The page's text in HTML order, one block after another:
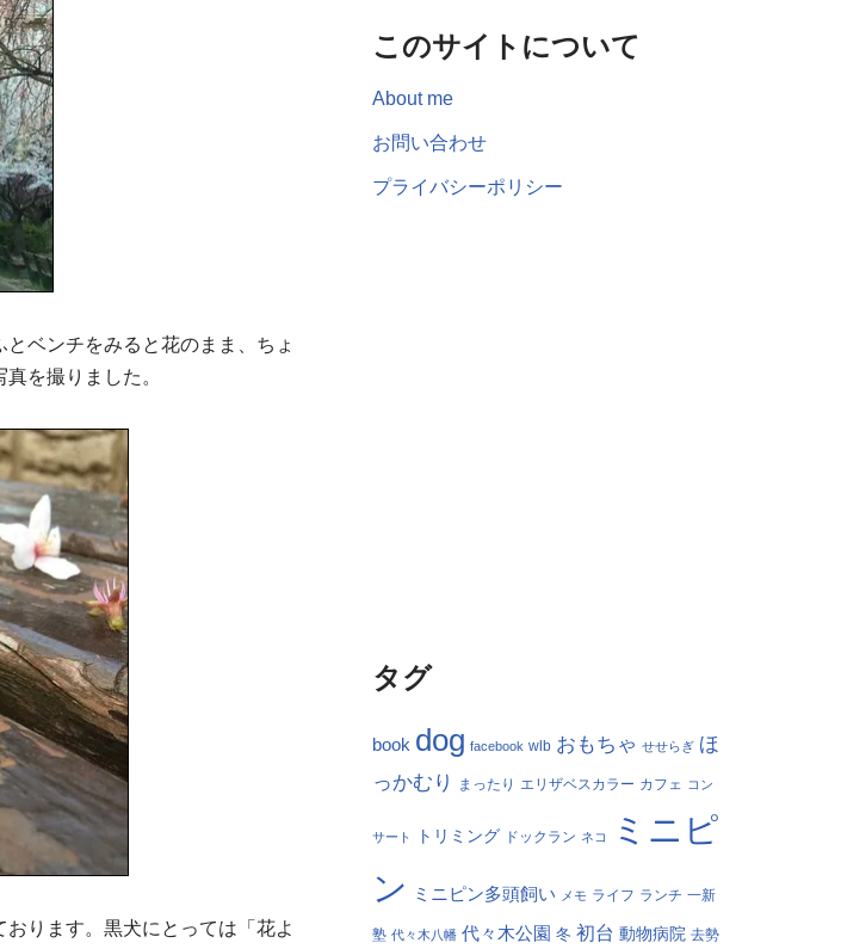
ベンチをみると花のまま、ちょ
を撮りました。
ります。黒犬にとっては「花よ
このサイトについて
About me
お問い合わせ
プライバシーポリシー
タグ
book dog facebook wlb おもちゃ せせらぎ ほ
っかむり
まったり エリザベスカラー カフェ コン
サート トリミング ドックラン ネコ
ミニピ
ン
ミニピン多頭飼い メモ ライフ ランチ 一新
塾 代々木八幡 代々木公園 冬 初台 動物病院 去勢